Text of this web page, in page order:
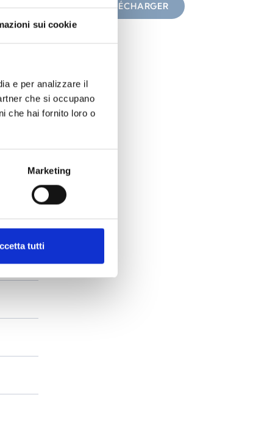
sui cookie
e per analizzare il
che si occupano
che hai fornito loro o
Marketing
tutti
TÉLÉCHARGER